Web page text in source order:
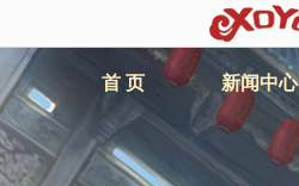
首 页 新闻中心